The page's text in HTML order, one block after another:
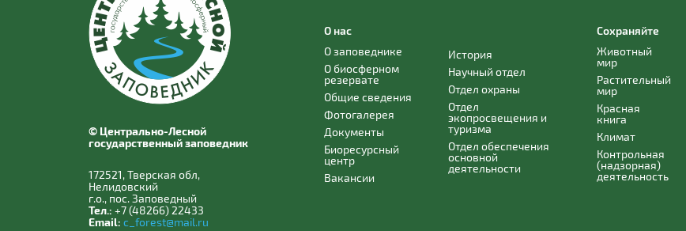
© Центрально-Лесной
государственный заповедник
172521, Тверская обл,
Нелидовский
г.о., пос. Заповедный
Тел.: +7 (48266) 22433
Email: c_forest@mail.ru
О нас
О заповеднике
О биосферном
резервате
Общие сведения
Фотогалерея
Документы
Биоресурсный
центр
Вакансии
История
Научный отдел
Отдел охраны
Отдел
экопросвещения и
туризма
Отдел обеспечения
основной
деятельности
Сохраняйте
Животный
мир
Растительный
мир
Красная
книга
Климат
Контрольная
(надзорная)
деятельность